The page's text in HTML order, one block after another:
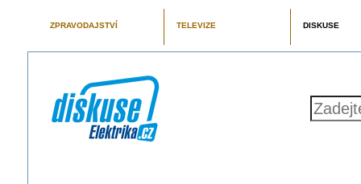
ZPRAVODAJSTVÍ TELEVIZE DISKUSE